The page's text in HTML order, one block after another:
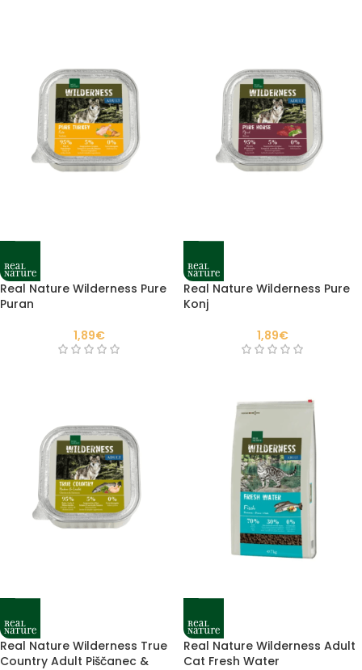
Real Nature Wilderness Pure
Puran
1,89€
Real Nature Wilderness Pure
Konj
1,89€
Real Nature Wilderness True
Country Adult Piščanec &
Real Nature Wilderness Adult
Cat Fresh Water